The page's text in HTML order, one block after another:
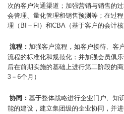
次的客户沟通渠道；加强营销与销售的
会管理、量化管理和销售预测等；在过
理（BI＋FI）和CBA（基于客户的会计核
流程： 加强客户流程，如客户接待、客
流程的标准化和规范化；并加强会员俱
后在前期实施的基础上进行第二阶段的
3－6个月）
协同 ： 基于整体战略进行企业门户、知
能的建设，建立集团级的企业协同，并